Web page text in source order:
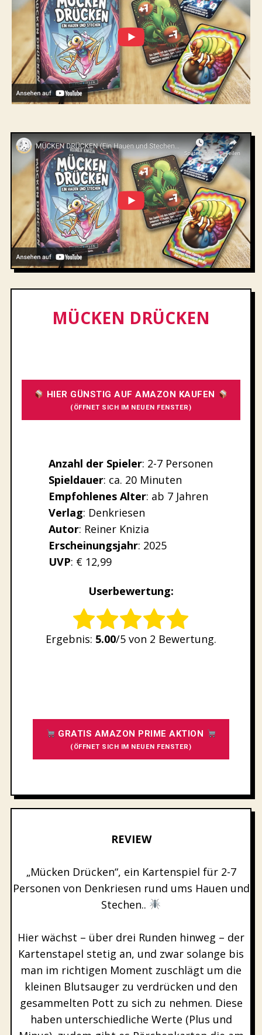
MÜCKEN DRÜCKEN
HIER GÜNSTIG AUF AMAZON KAUFEN
(ÖFFNET SICH IM NEUEN FENSTER)
Anzahl der Spieler: 2-7 Personen
Spieldauer: ca. 20 Minuten
Empfohlenes Alter: ab 7 Jahren
Verlag: Denkriesen
Autor: Reiner Knizia
Erscheinungsjahr: 2025
UVP: € 12,99
Userbewertung:
Rate this item:
SUBMIT RATING
Ergebnis: 5.00/5 von 2 Bewertung.
GRATIS AMAZON PRIME AKTION
(ÖFFNET SICH IM NEUEN FENSTER)
REVIEW
„Mücken Drücken“, ein Kartenspiel für 2-7
Personen von Denkriesen rund ums Hauen und
Stechen..
Hier wächst – über drei Runden hinweg – der
Kartenstapel stetig an, und zwar solange bis
man im richtigen Moment zuschlägt um die
kleinen Blutsauger zu verdrücken und den
gesammelten Pott zu sich zu nehmen. Diese
haben unterschiedliche Werte (Plus und